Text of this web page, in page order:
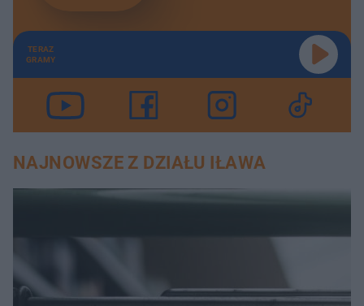
TERAZ
GRAMY
NAJNOWSZE Z DZIAŁU IŁAWA